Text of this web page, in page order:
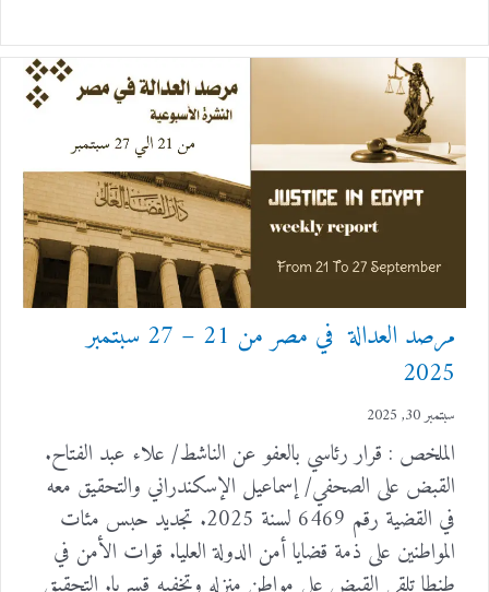
مرصد العدالة في مصر من 21 – 27 سبتمبر
2025
سبتمبر 30, 2025
الملخص : قرار رئاسي بالعفو عن الناشط/ علاء عبد الفتاح.
القبض على الصحفي/ إسماعيل الإسكندراني والتحقيق معه
في القضية رقم 6469 لسنة 2025. تجديد حبس مئات
المواطنين على ذمة قضايا أمن الدولة العليا. قوات الأمن في